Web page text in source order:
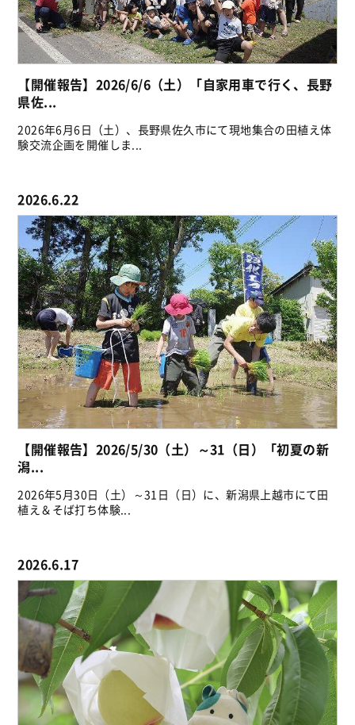
【開催報告】2026/6/6（土）「自家用車で行く、長野
県佐...
2026年6月6日（土）、長野県佐久市にて現地集合の田植え体
験交流企画を開催しま...
2026.6.22
【開催報告】2026/5/30（土）～31（日）「初夏の新
潟...
2026年5月30日（土）～31日（日）に、新潟県上越市にて田
植え＆そば打ち体験...
2026.6.17